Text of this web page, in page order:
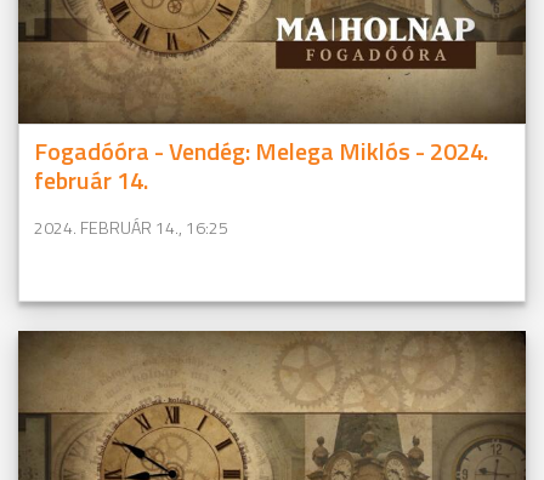
Fogadóóra - Vendég: Melega Miklós - 2024.
február 14.
2024. FEBRUÁR 14., 16:25